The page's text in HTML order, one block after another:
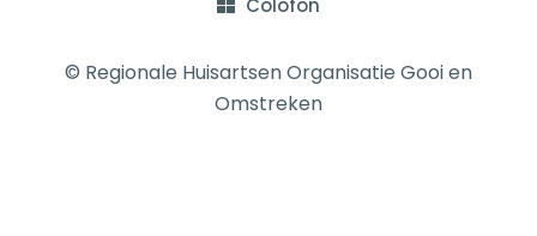
© Regionale Huisartsen Organisatie Gooi en
Omstreken
Colofon